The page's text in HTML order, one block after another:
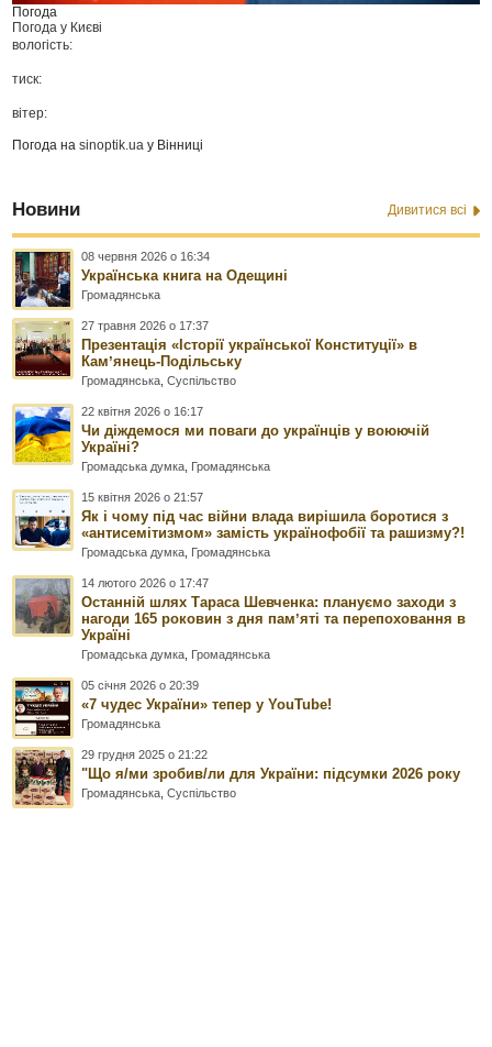
Погода
Погода у Києві
вологість:
тиск:
вітер:
Погода наsinoptik.ua у Вінниці
Новини Дивитися всі
08 червня 2026 о 16:34
Українська книга на Одещині
Громадянська
27 травня 2026 о 17:37
Презентація «Історії української Конституції» в
Камʼянець-Подільську
Громадянська ,Суспільство
22 квітня 2026 о 16:17
Чи діждемося ми поваги до українців у воюючій
Україні?
Громадська думка Громадянська
15 квітня 2026 о 21:57
Як і чому під час війни влада вирішила боротися з
«антисемітизмом» замість українофобії та рашизму?!
Громадська думка Громадянська
14 лютого 2026 о 17:47
Останній шлях Тараса Шевченка: плануємо заходи з
нагоди 165 роковин з дня памʼяті та перепоховання в
Україні
Громадська думка Громадянська
05 січня 2026 о 20:39
«7 чудес України» тепер у YouTube!
Громадянська
29 грудня 2025 о 21:22
"Що я/ми зробив/ли для України: підсумки 2026 року
Громадянська ,Суспільство